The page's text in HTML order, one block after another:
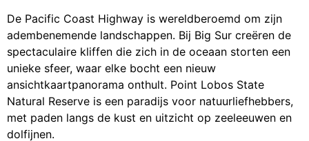
De Pacific Coast Highway is wereldberoemd om zijn
adembenemende landschappen. Bij Big Sur creëren de
spectaculaire kliffen die zich in de oceaan storten een
unieke sfeer, waar elke bocht een nieuw
ansichtkaartpanorama onthult. Point Lobos State
Natural Reserve is een paradijs voor natuurliefhebbers,
met paden langs de kust en uitzicht op zeeleeuwen en
dolfijnen.